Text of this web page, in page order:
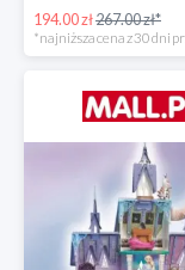
194.00 zł267.00 zł*